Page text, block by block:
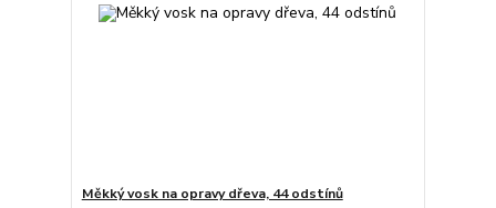
Měkký vosk na opravy dřeva, 44 odstínů